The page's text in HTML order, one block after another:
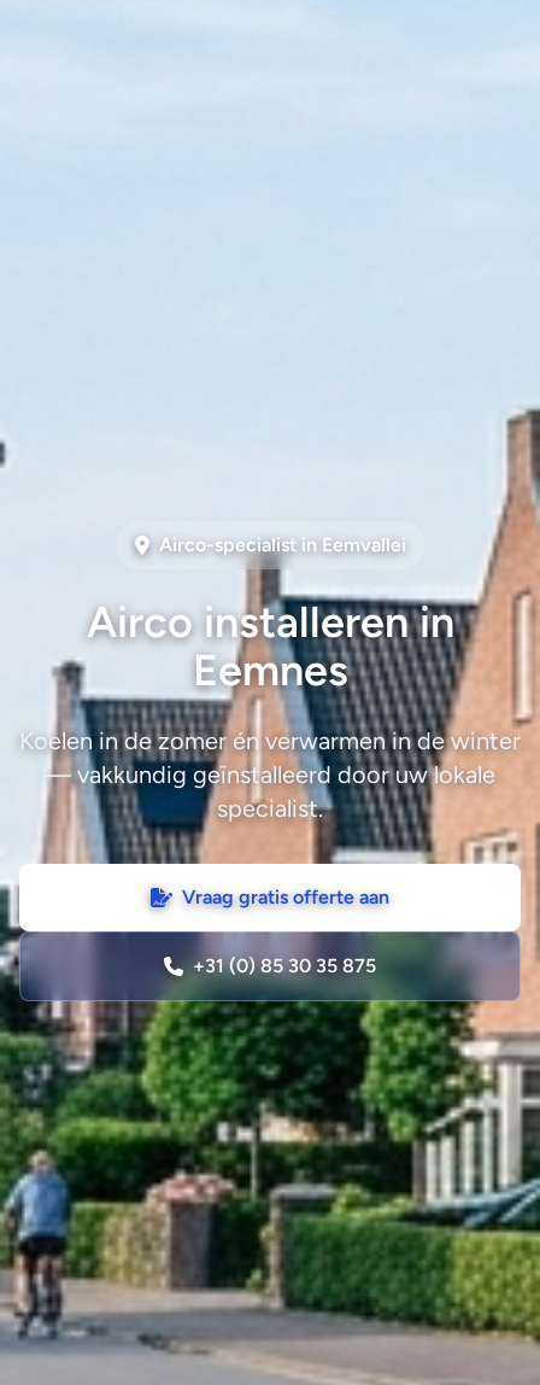
Airco-specialist in Eemvallei
Airco installeren in
Eemnes
Koelen in de zomer én verwarmen in de winter
— vakkundig geïnstalleerd door uw lokale
specialist.
Vraag gratis offerte aan
+31 (0) 85 30 35 875